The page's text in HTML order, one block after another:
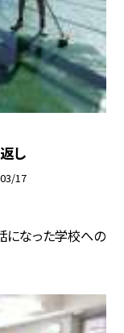
し
17
になった学校への